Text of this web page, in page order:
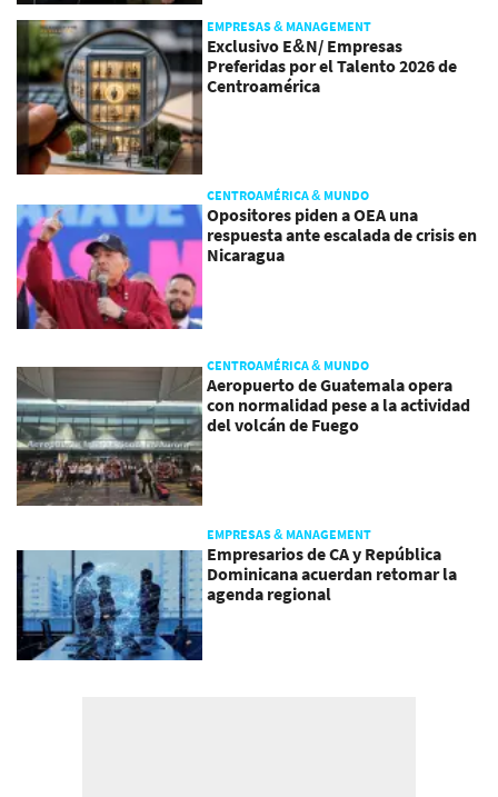
EMPRESAS & MANAGEMENT
Exclusivo E&N/ Empresas
Preferidas por el Talento 2026 de
Centroamérica
CENTROAMÉRICA & MUNDO
Opositores piden a OEA una
respuesta ante escalada de crisis en
Nicaragua
CENTROAMÉRICA & MUNDO
Aeropuerto de Guatemala opera
con normalidad pese a la actividad
del volcán de Fuego
EMPRESAS & MANAGEMENT
Empresarios de CA y República
Dominicana acuerdan retomar la
agenda regional